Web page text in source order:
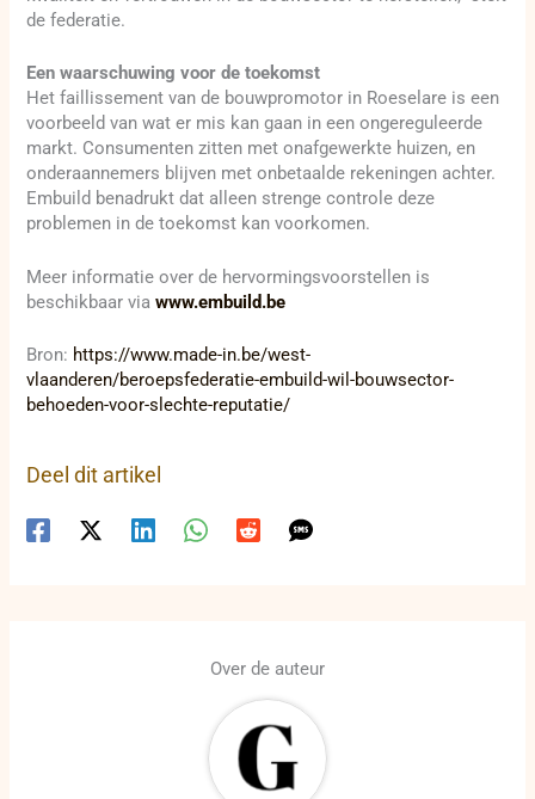
de federatie.
Een waarschuwing voor de toekomst
Het faillissement van de bouwpromotor in Roeselare is een
voorbeeld van wat er mis kan gaan in een ongereguleerde
markt. Consumenten zitten met onafgewerkte huizen, en
onderaannemers blijven met onbetaalde rekeningen achter.
Embuild benadrukt dat alleen strenge controle deze
problemen in de toekomst kan voorkomen.
Meer informatie over de hervormingsvoorstellen is
beschikbaar viawww.embuild.be
Bron: https://www.made-in.be/west-
vlaanderen/beroepsfederatie-embuild-wil-bouwsector-
behoeden-voor-slechte-reputatie/
Deel dit artikel
Over de auteur